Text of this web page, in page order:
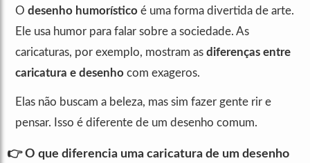
O desenho humorístico é uma forma divertida de arte.
Ele usa humor para falar sobre a sociedade. As
caricaturas, por exemplo, mostram as diferenças entre
caricatura e desenho com exageros.
Elas não buscam a beleza, mas sim fazer gente rir e
pensar. Isso é diferente de um desenho comum.
👉 O que diferencia uma caricatura de um desenho